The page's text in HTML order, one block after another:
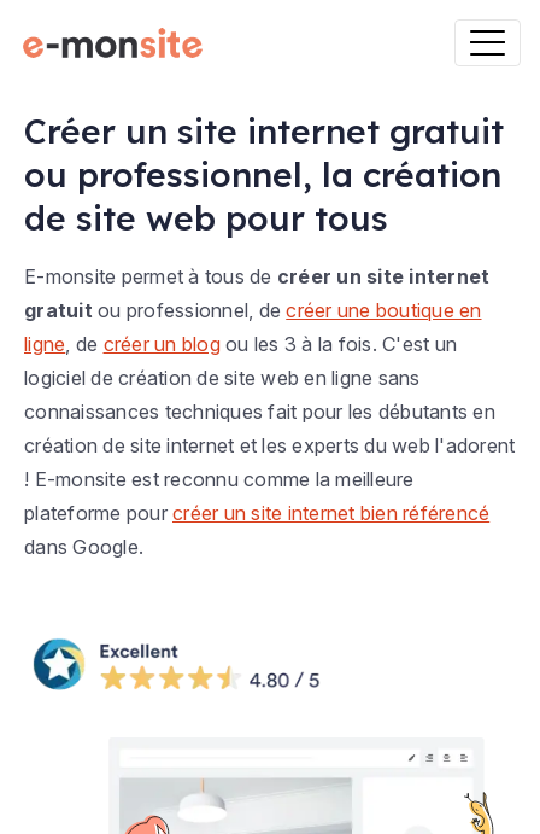
Créer un site internet gratuit
ou professionnel, la création
de site web pour tous
E-monsite permet à tous de créer un site internet
gratuit ou professionnel, decréer une boutique en
ligne , de créer un blogou les 3 à la fois. C'est un
logiciel de création de site web en ligne sans
connaissances techniques fait pour les débutants en
création de site internet et les experts du web l'adorent
! E-monsite est reconnu comme la meilleure
plateforme pour créer un site internet bien référencé
dans Google.